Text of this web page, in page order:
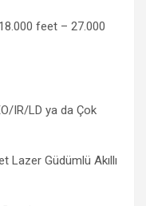
feet – 27.000
IR/LD ya da Çok
Lazer Güdümlü Akıllı